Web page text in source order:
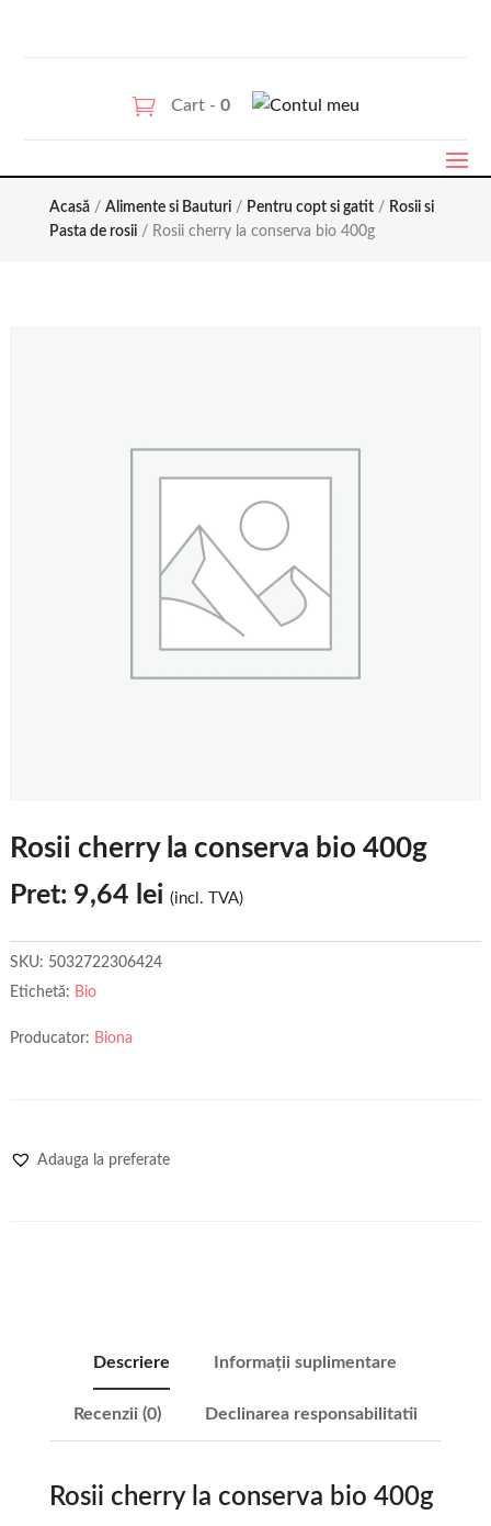
Cart - 0
Acasă/ Alimente si Bauturi/ Pentru copt si gatit/ Rosii si
Pasta de rosii/ Rosii cherry la conserva bio 400g
Rosii cherry la conserva bio 400g
Pret: 9,64 lei (incl. TVA)
SKU: 5032722306424
Etichetă: Bio
Producator: Biona
Adauga la preferate
Descriere Informații suplimentare
Recenzii (0) Declinarea responsabilitatii
Rosii cherry la conserva bio 400g